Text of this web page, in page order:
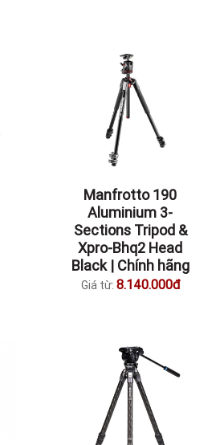
Manfrotto 190
Aluminium 3-
Sections Tripod &
Xpro-Bhq2 Head
Black | Chính hãng
Giá từ: 8.140.000đ